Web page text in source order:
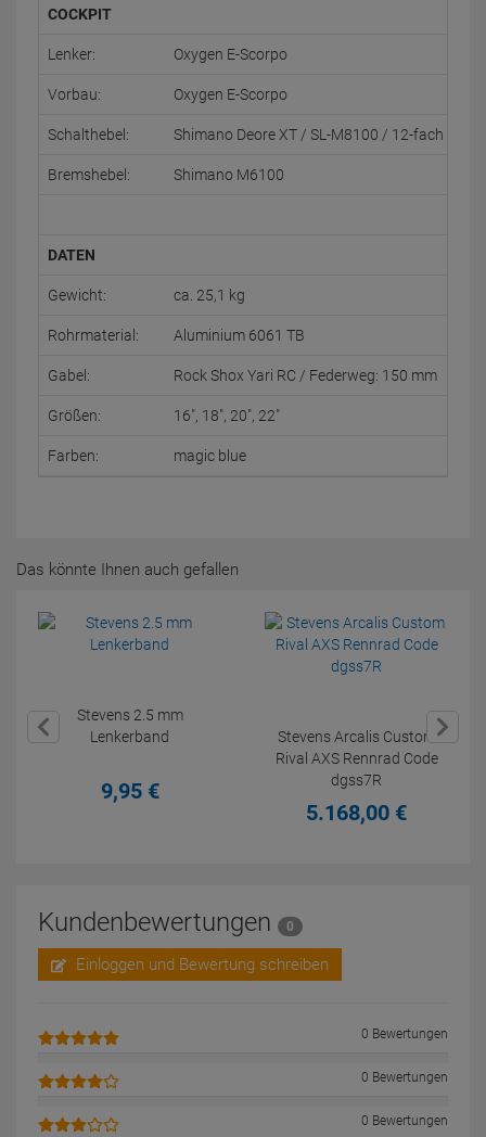
COCKPIT
Lenker: Oxygen E-Scorpo
Vorbau: Oxygen E-Scorpo
Schalthebel: Shimano Deore XT / SL-M8100 / 12-fach
Bremshebel: Shimano M6100
DATEN
Gewicht: ca. 25,1 kg
Rohrmaterial: Aluminium 6061 TB
Gabel: Rock Shox Yari RC / Federweg: 150 mm
Größen: 16", 18", 20", 22"
Farben: magic blue
Das könnte Ihnen auch gefallen
Stevens 2.5 mm
Lenkerband
9,95 €
Stevens Arcalis Custom
Rival AXS Rennrad Code
dgss7R
5.168,00 €
Kundenbewertungen 0
Einloggen und Bewertung schreiben
0 Bewertungen
0 Bewertungen
0 Bewertungen